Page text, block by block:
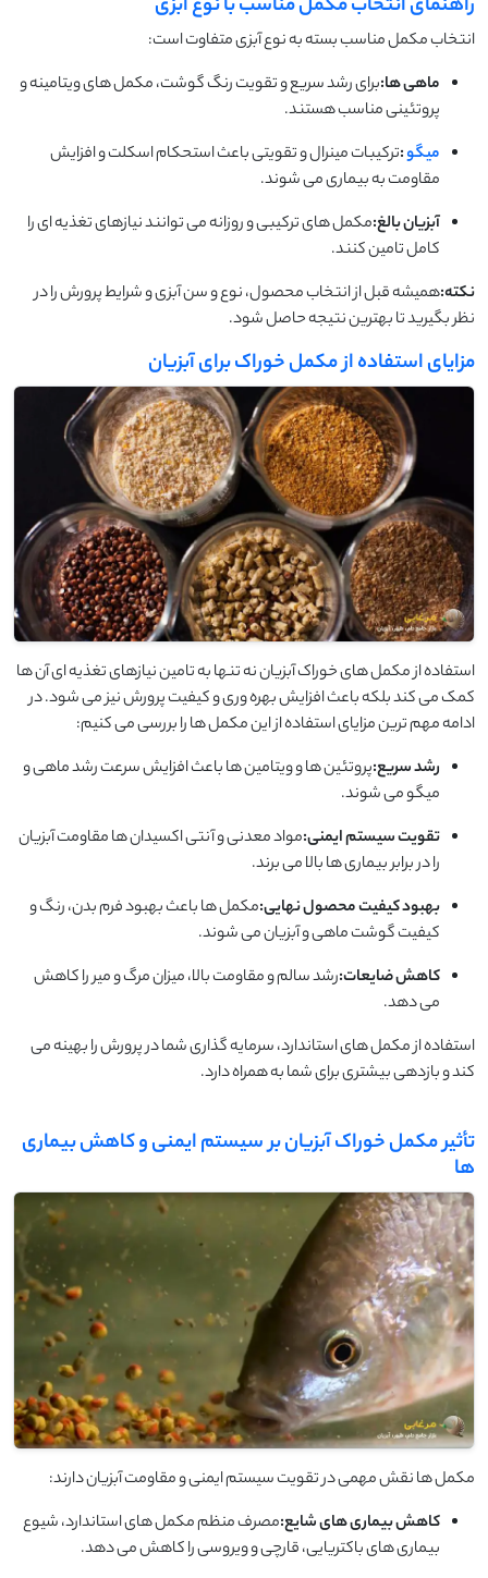
انتخاب مکمل مناسب بسته به نوع آبزی متفاوت است:
ماهی ها:برای رشد سریع و تقویت رنگ گوشت، مکمل های ویتامینه و
پروتئینی مناسب هستند.
میگو:ترکیبات مینرال و تقویتی باعث استحکام اسکلت و افزایش
مقاومت به بیماری می شوند.
آبزیان بالغ:مکمل های ترکیبی و روزانه می توانند نیازهای تغذیه ای را
کامل تامین کنند.
نکته:همیشه قبل از انتخاب محصول، نوع و سن آبزی و شرایط پرورش را در
نظر بگیرید تا بهترین نتیجه حاصل شود.
مزایای استفاده از مکمل خوراک برای آبزیان
استفاده از مکمل های خوراک آبزیان نه تنها به تامین نیازهای تغذیه ای آن ها
کمک می کند بلکه باعث افزایش بهره وری و کیفیت پرورش نیز می شود. در
ادامه مهم ترین مزایای استفاده از این مکمل ها را بررسی می کنیم:
رشد سریع:پروتئین ها و ویتامین ها باعث افزایش سرعت رشد ماهی و
میگو می شوند.
تقویت سیستم ایمنی:مواد معدنی و آنتی اکسیدان ها مقاومت آبزیان
را در برابر بیماری ها بالا می برند.
بهبود کیفیت محصول نهایی:مکمل ها باعث بهبود فرم بدن، رنگ و
کیفیت گوشت ماهی و آبزیان می شوند.
کاهش ضایعات:رشد سالم و مقاومت بالا، میزان مرگ و میر را کاهش
می دهد.
استفاده از مکمل های استاندارد، سرمایه گذاری شما در پرورش را بهینه می
کند و بازدهی بیشتری برای شما به همراه دارد.
تأثیر مکمل خوراک آبزیان بر سیستم ایمنی و کاهش بیماری
ها
مکمل ها نقش مهمی در تقویت سیستم ایمنی و مقاومت آبزیان دارند:
کاهش بیماری های شایع:مصرف منظم مکمل های استاندارد، شیوع
بیماری های باکتریایی، قارچی و ویروسی را کاهش می دهد.